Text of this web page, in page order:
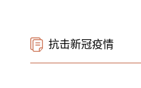
抗击新冠疫情